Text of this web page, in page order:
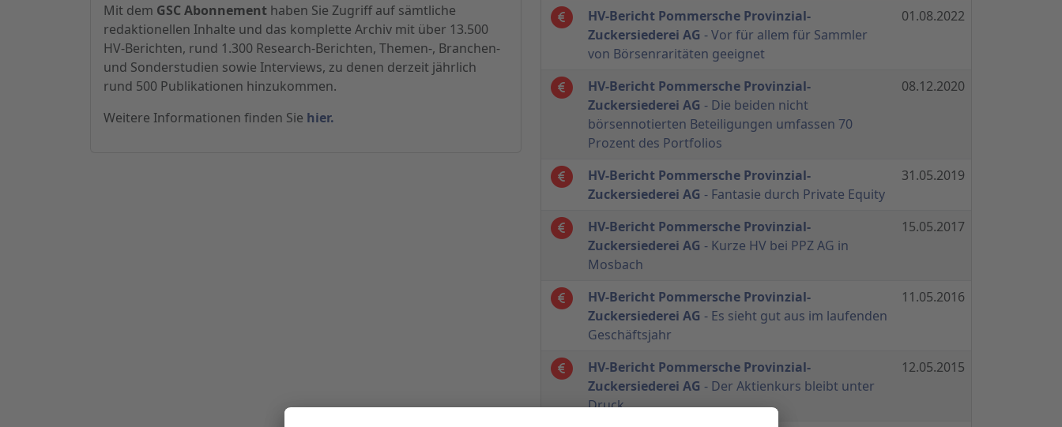
Mit dem GSC Abonnement haben Sie Zugriff auf sämtliche
redaktionellen Inhalte und das komplette Archiv mit über 13.500
HV-Berichten, rund 1.300 Research-Berichten, Themen-, Branchen-
und Sonderstudien sowie Interviews, zu denen derzeit jährlich
rund 500 Publikationen hinzukommen.
Weitere Informationen finden Sie hier.
HV-Bericht Pommersche Provinzial-
Zuckersiederei AG - Vor für allem für Sammler
von Börsenraritäten geeignet
01.08.2022
HV-Bericht Pommersche Provinzial-
Zuckersiederei AG - Die beiden nicht
börsennotierten Beteiligungen umfassen 70
Prozent des Portfolios
08.12.2020
HV-Bericht Pommersche Provinzial-
Zuckersiederei AG - Fantasie durch Private Equity
31.05.2019
HV-Bericht Pommersche Provinzial-
Zuckersiederei AG - Kurze HV bei PPZ AG in
Mosbach
15.05.2017
HV-Bericht Pommersche Provinzial-
Zuckersiederei AG - Es sieht gut aus im laufenden
Geschäftsjahr
11.05.2016
HV-Bericht Pommersche Provinzial-
Zuckersiederei AG - Der Aktienkurs bleibt unter
Druck
12.05.2015